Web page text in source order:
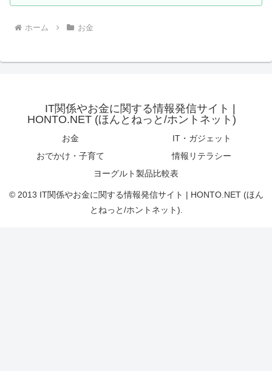
ホーム お金
IT関係やお金に関する情報発信サイト |
HONTO.NET (ほんとねっと/ホントネット)
お金
IT・ガジェット
おでかけ・子育て
情報リテラシー
ヨーグルト製品比較表
© 2013 IT関係やお金に関する情報発信サイト | HONTO.NET (ほん
とねっと/ホントネット).